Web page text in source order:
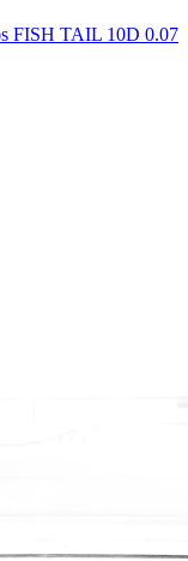
FISH TAIL 10D 0.07